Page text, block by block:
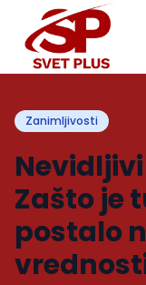
Zanimljivosti
Zašto je
postalo